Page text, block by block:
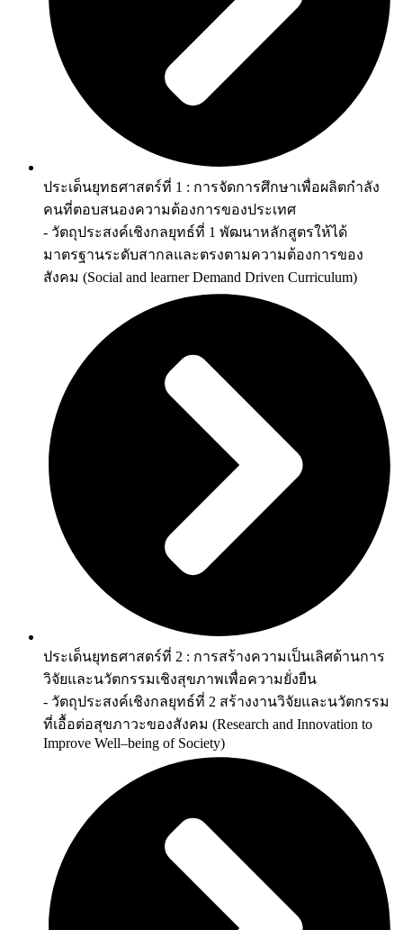
ประเด็นยุทธศาสตร์ที่ 1 : การจัดการศึกษาเพื่อผลิตกำลัง
คนที่ตอบสนองความต้องการของประเทศ
- วัตถุประสงค์เชิงกลยุทธ์ที่ 1 พัฒนาหลักสูตรให้ได้
มาตรฐานระดับสากลและตรงตามความต้องการของ
สังคม (Social and learner Demand Driven Curriculum)
ประเด็นยุทธศาสตร์ที่ 2 : การสร้างความเป็นเลิศด้านการ
วิจัยและนวัตกรรมเชิงสุขภาพเพื่อความยั่งยืน
- วัตถุประสงค์เชิงกลยุทธ์ที่ 2 สร้างงานวิจัยและนวัตกรรม
ที่เอื้อต่อสุขภาวะของสังคม (Research and Innovation to
Improve Well–being of Society)